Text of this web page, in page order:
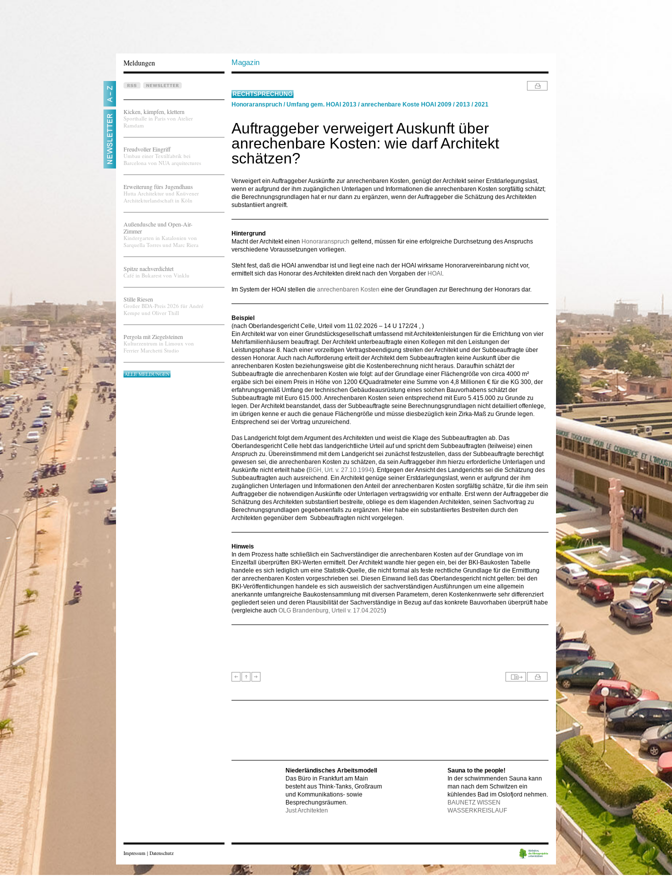
Meldungen Magazin
Kicken, kämpfen, klettern
Sporthalle in Paris von Atelier
Ramdam
Freudvoller Eingriff
Umbau einer Textilfabrik bei
Barcelona von NUA arquitectures
Erweiterung fürs Jugendhaus
Hutta Architektur und Knüvener
Architekturlandschaft in Köln
Außendusche und Open-Air-
Zimmer
Kindergarten in Katalonien von
Sarquella Torres und Marc Riera
Spitze nachverdichtet
Café in Bukarest von Vinklu
Stille Riesen
Großer BDA-Preis 2026 für André
Kempe und Oliver Thill
Pergola mit Ziegelsteinen
Kulturzentrum in Limoux von
Ferrier Marchetti Studio
ALLE MELDUNGEN
RECHTSPRECHUNG
Honoraranspruch /Umfang gem. HOAI 2013 /anrechenbare Koste HOAI 2009 / 2013 / 2021
Auftraggeber verweigert Auskunft über
anrechenbare Kosten: wie darf Architekt
schätzen?
Verweigert ein Auftraggeber Auskünfte zur anrechenbaren Kosten, genügt der Architekt seiner Erstdarlegungslast,
wenn er aufgrund der ihm zugänglichen Unterlagen und Informationen die anrechenbaren Kosten sorgfältig schätzt;
die Berechnungsgrundlagen hat er nur dann zu ergänzen, wenn der Auftraggeber die Schätzung des Architekten
substantiiert angreift.
Hintergrund
Macht der Architekt einen Honoraranspruch geltend, müssen für eine erfolgreiche Durchsetzung des Anspruchs
verschiedene Voraussetzungen vorliegen.
Steht fest, daß die HOAI anwendbar ist und liegt eine nach der HOAI wirksame Honorarvereinbarung nicht vor,
ermittelt sich das Honorar des Architekten direkt nach den Vorgaben der HOAI .
Im System der HOAI stellen die anrechenbaren Kosten eine der Grundlagen zur Berechnung der Honorars dar.
Beispiel
(nach Oberlandesgericht Celle, Urteil vom 11.02.2026 – 14 U 172/24 , )
Ein Architekt war von einer Grundstücksgesellschaft umfassend mit Architektenleistungen für die Errichtung von vier
Mehrfamilienhäusern beauftragt. Der Architekt unterbeauftragte einen Kollegen mit den Leistungen der
Leistungsphase 8. Nach einer vorzeitigen Vertragsbeendigung streiten der Architekt und der Subbeauftragte über
dessen Honorar. Auch nach Aufforderung erteilt der Architekt dem Subbeauftragten keine Auskunft über die
anrechenbaren Kosten beziehungsweise gibt die Kostenberechnung nicht heraus. Daraufhin schätzt der
Subbeauftragte die anrechenbaren Kosten wie folgt: auf der Grundlage einer Flächengröße von circa 4000 m²
ergäbe sich bei einem Preis in Höhe von 1200 €/Quadratmeter eine Summe von 4,8 Millionen € für die KG 300, der
erfahrungsgemäß Umfang der technischen Gebäudeausrüstung eines solchen Bauvorhabens schätzt der
Subbeauftragte mit Euro 615.000. Anrechenbaren Kosten seien entsprechend mit Euro 5.415.000 zu Grunde zu
legen. Der Architekt beanstandet, dass der Subbeauftragte seine Berechnungsgrundlagen nicht detailliert offenlege,
im übrigen kenne er auch die genaue Flächengröße und müsse diesbezüglich kein Zirka-Maß zu Grunde legen.
Entsprechend sei der Vortrag unzureichend.
Das Landgericht folgt dem Argument des Architekten und weist die Klage des Subbeauftragten ab. Das
Oberlandesgericht Celle hebt das landgerichtliche Urteil auf und spricht dem Subbeauftragten (teilweise) einen
Anspruch zu. Übereinstimmend mit dem Landgericht sei zunächst festzustellen, dass der Subbeauftragte berechtigt
gewesen sei, die anrechenbaren Kosten zu schätzen, da sein Auftraggeber ihm hierzu erforderliche Unterlagen und
Auskünfte nicht erteilt habe (BGH, Urt. v. 27.10.1994). Entgegen der Ansicht des Landgerichts sei die Schätzung des
Subbeauftragten auch ausreichend. Ein Architekt genüge seiner Erstdarlegungslast, wenn er aufgrund der ihm
zugänglichen Unterlagen und Informationen den Anteil der anrechenbaren Kosten sorgfältig schätze, für die ihm sein
Auftraggeber die notwendigen Auskünfte oder Unterlagen vertragswidrig vor enthalte. Erst wenn der Auftraggeber die
Schätzung des Architekten substantiiert bestreite, obliege es dem klagenden Architekten, seinen Sachvortrag zu
Berechnungsgrundlagen gegebenenfalls zu ergänzen. Hier habe ein substantiiertes Bestreiten durch den
Architekten gegenüber dem Subbeauftragten nicht vorgelegen.
Hinweis
In dem Prozess hatte schließlich ein Sachverständiger die anrechenbaren Kosten auf der Grundlage von im
Einzelfall überprüften BKI-Werten ermittelt. Der Architekt wandte hier gegen ein, bei der BKI-Baukosten Tabelle
handele es sich lediglich um eine Statistik-Quelle, die nicht formal als feste rechtliche Grundlage für die Ermittlung
der anrechenbaren Kosten vorgeschrieben sei. Diesen Einwand ließ das Oberlandesgericht nicht gelten: bei den
BKI-Veröffentlichungen handele es sich ausweislich der sachverständigen Ausführungen um eine allgemein
anerkannte umfangreiche Baukostensammlung mit diversen Parametern, deren Kostenkennwerte sehr differenziert
gegliedert seien und deren Plausibilität der Sachverständige in Bezug auf das konkrete Bauvorhaben überprüft habe
(vergleiche auch OLG Brandenburg, Urteil v. 17.04.2025)
Niederländisches Arbeitsmodell
Das Büro in Frankfurt am Main
besteht aus Think-Tanks, Großraum
und Kommunikations- sowie
Besprechungsräumen.
Just Architekten
Sauna to the people!
In der schwimmenden Sauna kann
man nach dem Schwitzen ein
kühlendes Bad im Oslofjord nehmen.
BAUNETZ WISSEN
WASSERKREISLAUF
Impressum | Datenschutz